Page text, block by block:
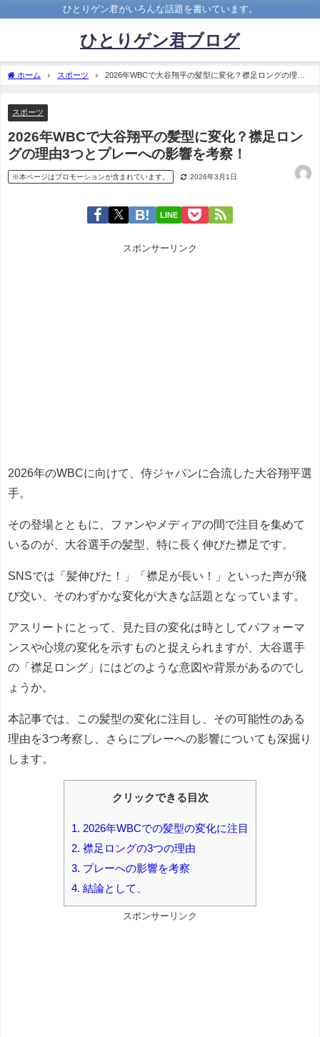
ひとりゲン君がいろんな話題を書いています。
ひとりゲン君ブログ
ホーム スポーツ
2026年WBCで大谷翔平の髪型に変化？襟足ロングの理由3
スポーツ
2026年WBCで大谷翔平の髪型に変化？襟足ロン
グの理由3つとプレーへの影響を考察！
※本ページはプロモーションが含まれています。 2026年3月1日
LINE
スポンサーリンク
2026年のWBCに向けて、侍ジャパンに合流した大谷翔平選
手。
その登場とともに、ファンやメディアの間で注目を集めて
いるのが、大谷選手の髪型、特に長く伸びた襟足です。
SNSでは「髪伸びた！」「襟足が長い！」といった声が飛
び交い、そのわずかな変化が大きな話題となっています。
アスリートにとって、見た目の変化は時としてパフォーマ
ンスや心境の変化を示すものと捉えられますが、大谷選手
の「襟足ロング」にはどのような意図や背景があるのでし
ょうか。
本記事では、この髪型の変化に注目し、その可能性のある
理由を3つ考察し、さらにプレーへの影響についても深掘り
します。
クリックできる目次
1. 2026年WBCでの髪型の変化に注目
2. 襟足ロングの3つの理由
3. プレーへの影響を考察
4. 結論として、
スポンサーリンク